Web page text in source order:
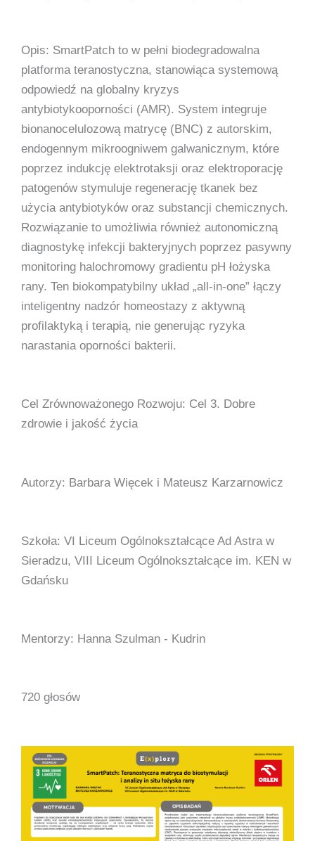
Opis: SmartPatch to w pełni biodegradowalna
platforma teranostyczna, stanowiąca systemową
odpowiedź na globalny kryzys
antybiotykooporności (AMR). System integruje
bionanocelulozową matrycę (BNC) z autorskim,
endogennym mikroogniwem galwanicznym, które
poprzez indukcję elektrotaksji oraz elektroporację
patogenów stymuluje regenerację tkanek bez
użycia antybiotyków oraz substancji chemicznych.
Rozwiązanie to umożliwia również autonomiczną
diagnostykę infekcji bakteryjnych poprzez pasywny
monitoring halochromowy gradientu pH łożyska
rany. Ten biokompatybilny układ „all-in-one” łączy
inteligentny nadzór homeostazy z aktywną
profilaktyką i terapią, nie generując ryzyka
narastania oporności bakterii.
Cel Zrównoważonego Rozwoju: Cel 3. Dobre
zdrowie i jakość życia
Autorzy: Barbara Więcek i Mateusz Karzarnowicz
Szkoła: VI Liceum Ogólnokształcące Ad Astra w
Sieradzu, VIII Liceum Ogólnokształcące im. KEN w
Gdańsku
Mentorzy: Hanna Szulman - Kudrin
720 głosów